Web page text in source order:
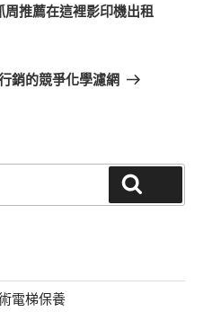
推薦在這裡影印機出租
銷的競爭化學濾網
電梯保養